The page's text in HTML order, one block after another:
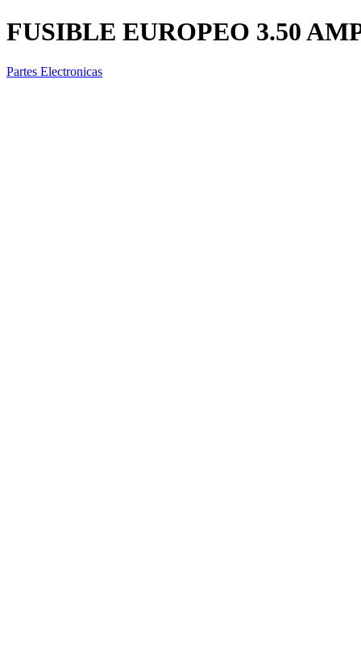
FUSIBLE EUROPEO 3.50
Partes Electronicas